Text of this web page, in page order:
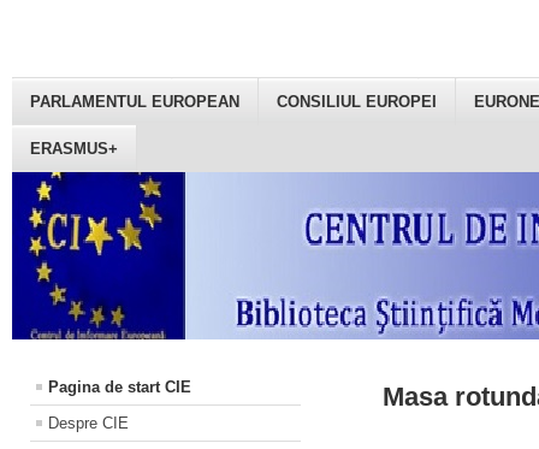
PARLAMENTUL EUROPEAN CONSILIUL EUROPEI
ERASMUS+
Pagina de start CIE
Despre CIE
Masa